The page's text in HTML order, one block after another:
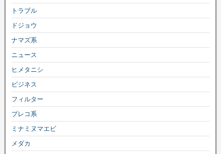
トラブル
ドジョウ
ナマズ系
ニュース
ヒメタニシ
ビジネス
フィルター
プレコ系
ミナミヌマエビ
メダカ